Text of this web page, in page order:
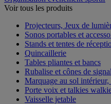
Voir tous les produits
Projecteurs, Jeux de
Sonos portables et
Stands et tentes de
Quincaillerie
Tables pliantes et bancs
Rubalise et cônes de
Marquage au sol intérieur,
Porte voix et talkies
Vaisselle jetable